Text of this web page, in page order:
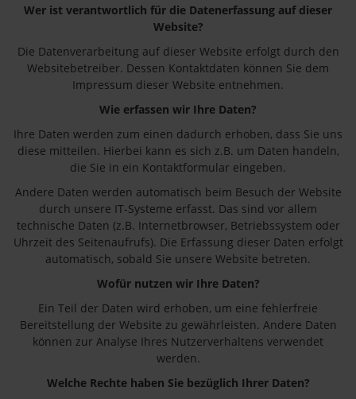
Wer ist verantwortlich für die Datenerfassung auf dieser
Website?
Die Datenverarbeitung auf dieser Website erfolgt durch den
Websitebetreiber. Dessen Kontaktdaten können Sie dem
Impressum dieser Website entnehmen.
Wie erfassen wir Ihre Daten?
Ihre Daten werden zum einen dadurch erhoben, dass Sie uns
diese mitteilen. Hierbei kann es sich z.B. um Daten handeln,
die Sie in ein Kontaktformular eingeben.
Andere Daten werden automatisch beim Besuch der Website
durch unsere IT-Systeme erfasst. Das sind vor allem
technische Daten (z.B. Internetbrowser, Betriebssystem oder
Uhrzeit des Seitenaufrufs). Die Erfassung dieser Daten erfolgt
automatisch, sobald Sie unsere Website betreten.
Wofür nutzen wir Ihre Daten?
Ein Teil der Daten wird erhoben, um eine fehlerfreie
Bereitstellung der Website zu gewährleisten. Andere Daten
können zur Analyse Ihres Nutzerverhaltens verwendet
werden.
Welche Rechte haben Sie bezüglich Ihrer Daten?